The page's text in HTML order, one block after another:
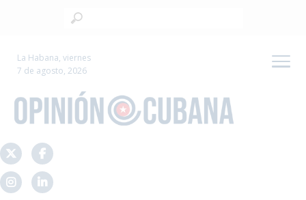
La Habana, viernes
7 de agosto, 2026